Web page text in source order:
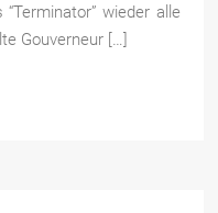
wieder alle
Gouverneur […]